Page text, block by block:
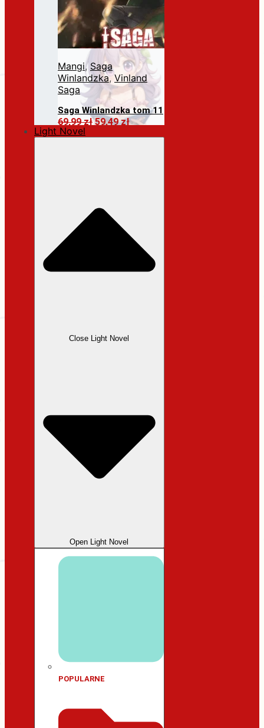
Mangi, Saga
Winlandzka, Vinland
Saga
Saga Winlandzka tom 11
69,99złPierwotna
59,49złAktualna
Dodaj do koszyka
Light Novel
Close Light Novel
Open Light Novel
POPULARNE